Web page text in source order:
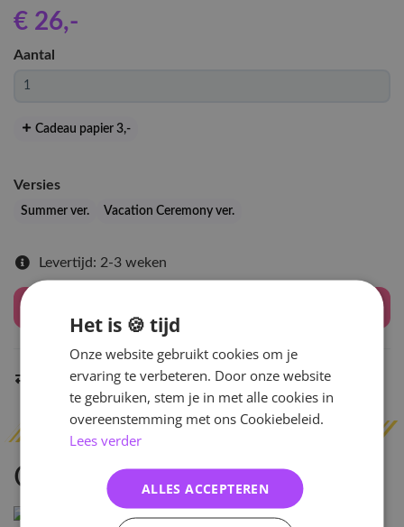
€ 26,-
Aantal
Cadeau papier 3,-
Versies
Summer ver. Vacation Ceremony ver.
Levertijd: 2-3 weken
Indien op voorraadbinnen 2 werkdagenverzonden
Omschrijving
Het is 🍪 tijd
Onze website gebruikt cookies om je
ervaring te verbeteren. Door onze website
te gebruiken, stem je in met alle cookies in
overeenstemming met ons Cookiebeleid.
Lees verder
ALLES ACCEPTEREN